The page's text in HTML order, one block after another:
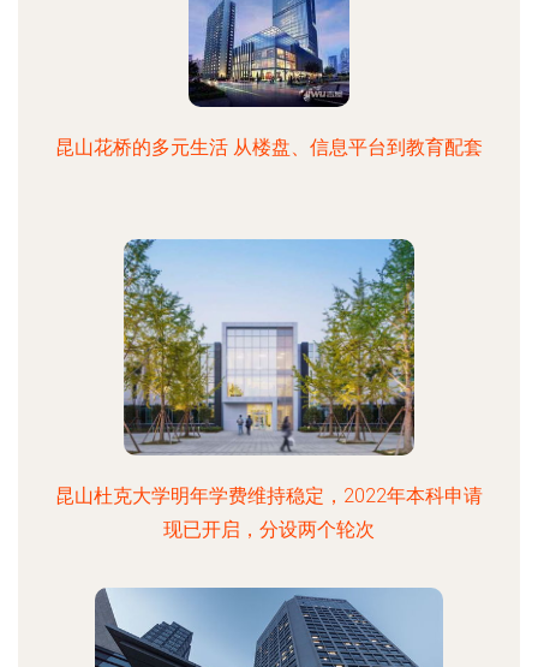
昆山花桥的多元生活 从楼盘、信息平台到教育配套
昆山杜克大学明年学费维持稳定，2022年本科申请
现已开启，分设两个轮次